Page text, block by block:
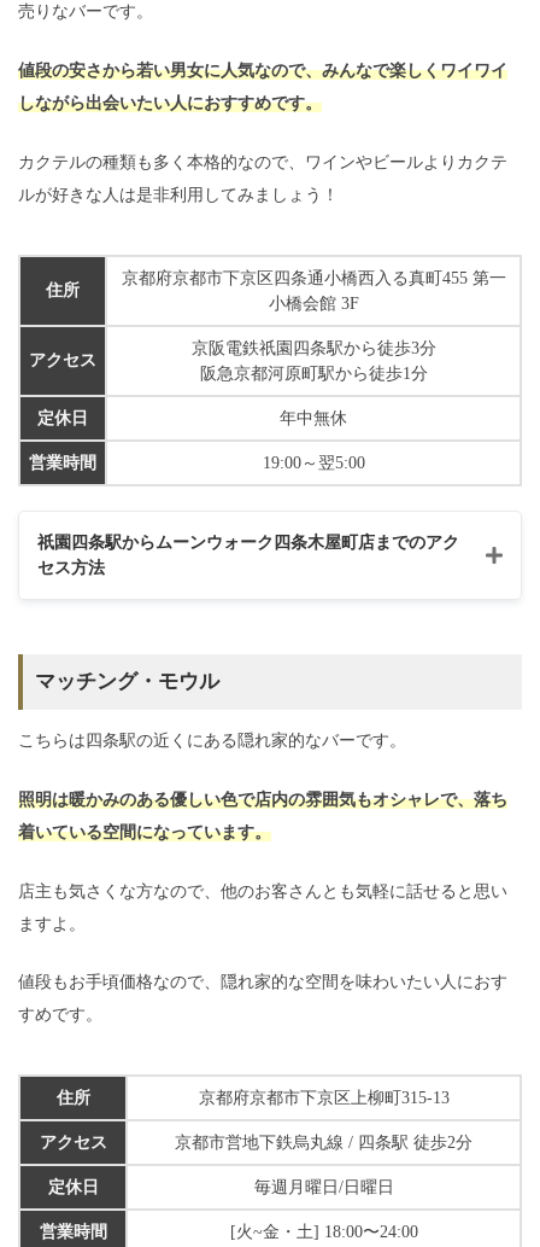
売りなバーです。
値段の安さから若い男女に人気なので、みんなで楽しくワイワイ
しながら出会いたい人におすすめです。
カクテルの種類も多く本格的なので、ワインやビールよりカクテ
ルが好きな人は是非利用してみましょう！
住所
京都府京都市下京区四条通小橋西入る真町455 第一
小橋会館 3F
アクセス
京阪電鉄祇園四条駅から徒歩3分
阪急京都河原町駅から徒歩1分
定休日 年中無休
営業時間 19:00～翌5:00
祇園四条駅からムーンウォーク四条木屋町店までのアク
セス方法
マッチング・モウル
こちらは四条駅の近くにある隠れ家的なバーです。
照明は暖かみのある優しい色で店内の雰囲気もオシャレで、落ち
着いている空間になっています。
店主も気さくな方なので、他のお客さんとも気軽に話せると思い
ますよ。
値段もお手頃価格なので、隠れ家的な空間を味わいたい人におす
すめです。
住所 京都府京都市下京区上柳町315-13
アクセス 京都市営地下鉄烏丸線 / 四条駅 徒歩2分
定休日 毎週月曜日/日曜日
営業時間 [火~金・土] 18:00〜24:00